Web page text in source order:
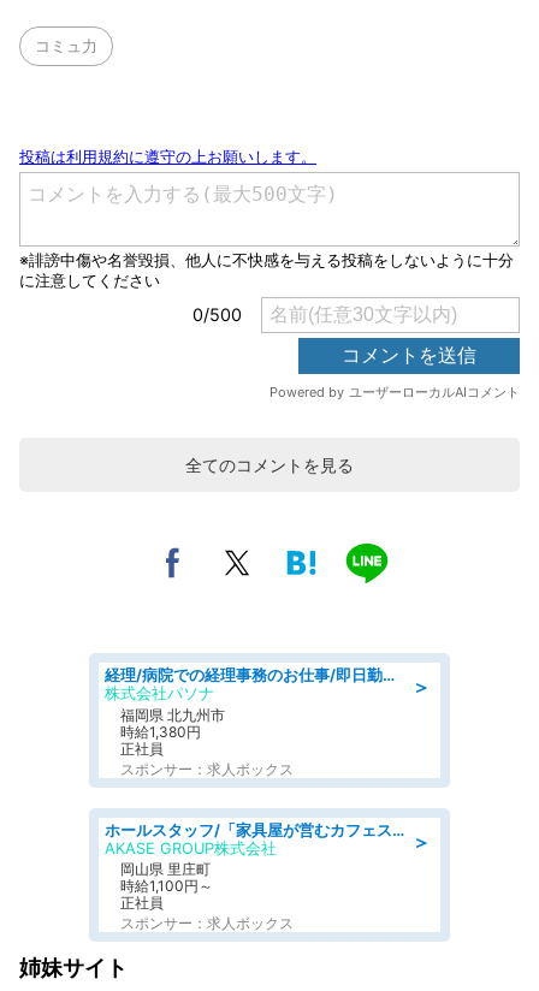
コミュ力
全てのコメントを見る
＞
経理/病院での経理事務のお仕事/即日勤務可/車通勤可/経理/一般事務
株式会社パソナ
福岡県 北九州市
時給1,380円
正社員
スポンサー：求人ボックス
＞
ホールスタッフ/「家具屋が営むカフェスタッフ!」週2日～OK!嬉しいまかない付き/岡山県/浅口郡里庄町
AKASE GROUP株式会社
岡山県 里庄町
時給1,100円～
正社員
スポンサー：求人ボックス
姉妹サイト